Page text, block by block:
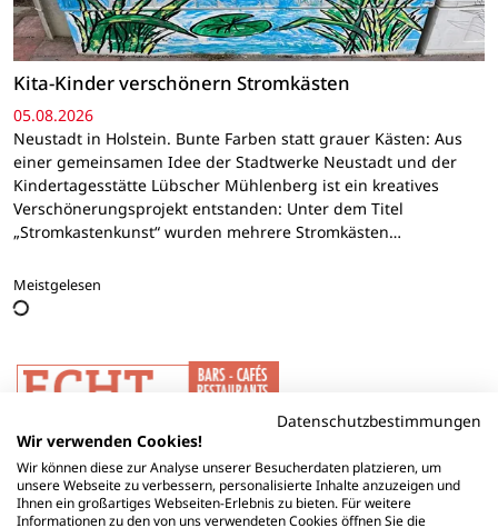
Kita-Kinder verschönern Stromkästen
05.08.2026
Neustadt in Holstein. Bunte Farben statt grauer Kästen: Aus
einer gemeinsamen Idee der Stadtwerke Neustadt und der
Kindertagesstätte Lübscher Mühlenberg ist ein kreatives
Verschönerungsprojekt entstanden: Unter dem Titel
„Stromkastenkunst“ wurden mehrere Stromkästen…
Meistgelesen
Datenschutzbestimmungen
Wir verwenden Cookies!
Wir können diese zur Analyse unserer Besucherdaten platzieren, um
unsere Webseite zu verbessern, personalisierte Inhalte anzuzeigen und
Ihnen ein großartiges Webseiten-Erlebnis zu bieten. Für weitere
Informationen zu den von uns verwendeten Cookies öffnen Sie die